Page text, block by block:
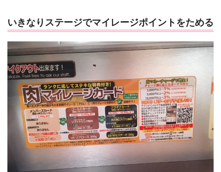
いきなりステージでマイレージポイントをためる